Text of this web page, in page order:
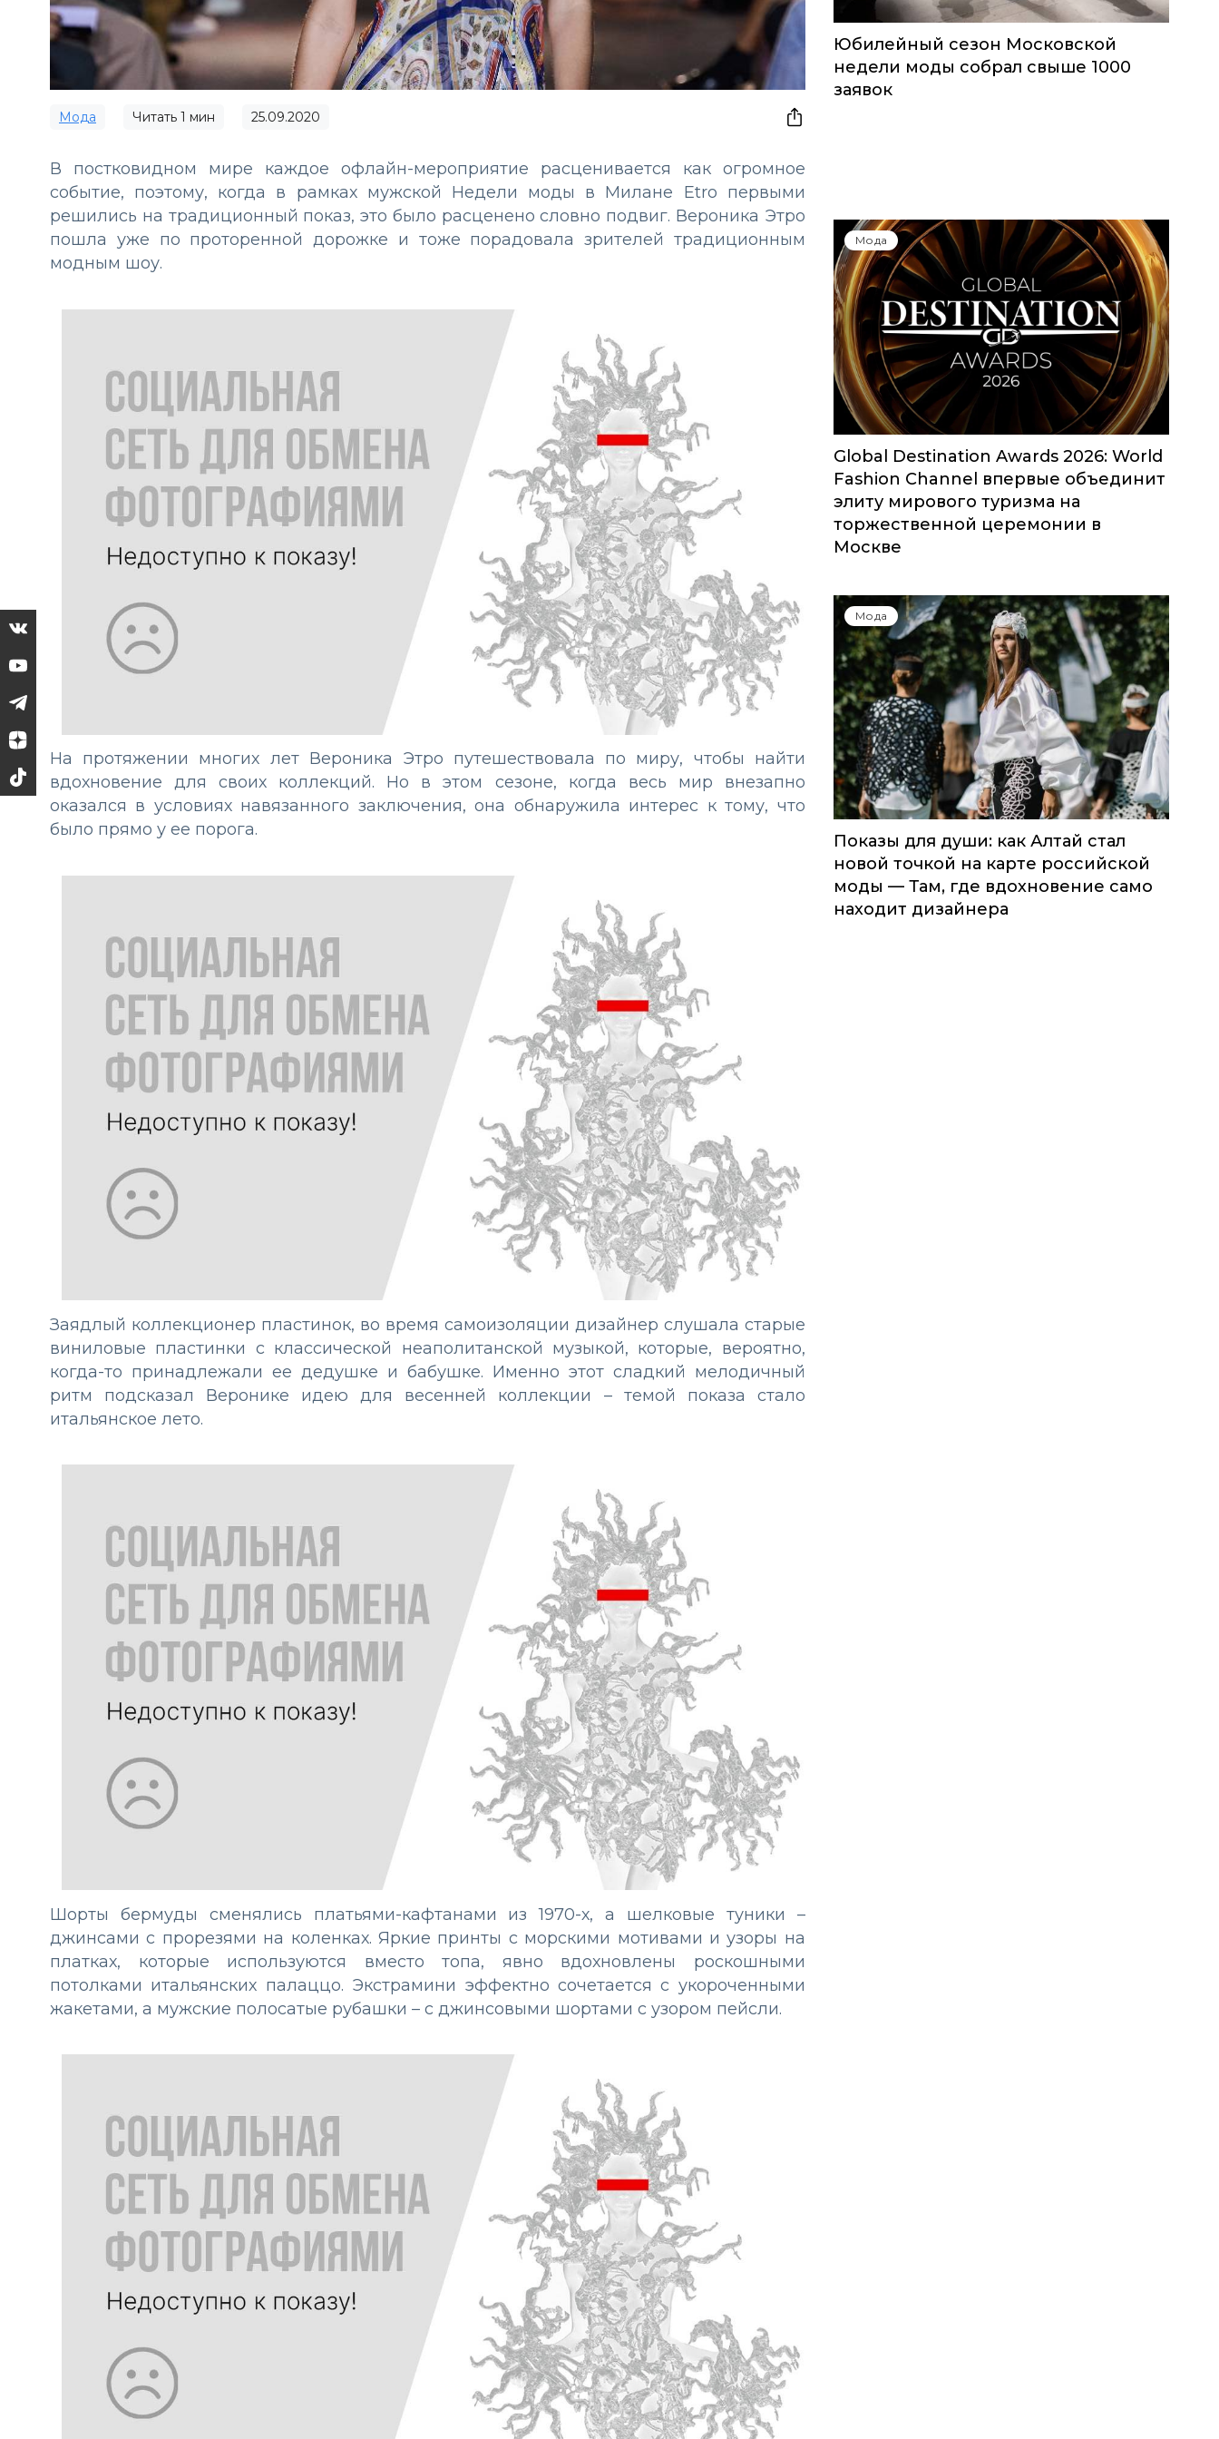
Мода Читать 1 мин 25.09.2020
В постковидном мире каждое офлайн-мероприятие расценивается как огромное
событие, поэтому, когда в рамках мужской Недели моды в Милане Etro первыми
решились на традиционный показ, это было расценено словно подвиг. Вероника Этро
пошла уже по проторенной дорожке и тоже порадовала зрителей традиционным
модным шоу.
На протяжении многих лет Вероника Этро путешествовала по миру, чтобы найти
вдохновение для своих коллекций. Но в этом сезоне, когда весь мир внезапно
оказался в условиях навязанного заключения, она обнаружила интерес к тому, что
было прямо у ее порога.
Заядлый коллекционер пластинок, во время самоизоляции дизайнер слушала старые
виниловые пластинки с классической неаполитанской музыкой, которые, вероятно,
когда-то принадлежали ее дедушке и бабушке. Именно этот сладкий мелодичный
ритм подсказал Веронике идею для весенней коллекции – темой показа стало
итальянское лето.
Шорты бермуды сменялись платьями-кафтанами из 1970-х, а шелковые туники –
джинсами с прорезями на коленках. Яркие принты с морскими мотивами и узоры на
платках, которые используются вместо топа, явно вдохновлены роскошными
потолками итальянских палаццо. Экстрамини эффектно сочетается с укороченными
жакетами, а мужские полосатые рубашки – с джинсовыми шортами с узором пейсли.
Юбилейный сезон Московской
недели моды собрал свыше 1000
заявок
Мода
Global Destination Awards 2026: World
Fashion Channel впервые объединит
элиту мирового туризма на
торжественной церемонии в
Москве
Мода
Показы для души: как Алтай стал
новой точкой на карте российской
моды — Там, где вдохновение само
находит дизайнера